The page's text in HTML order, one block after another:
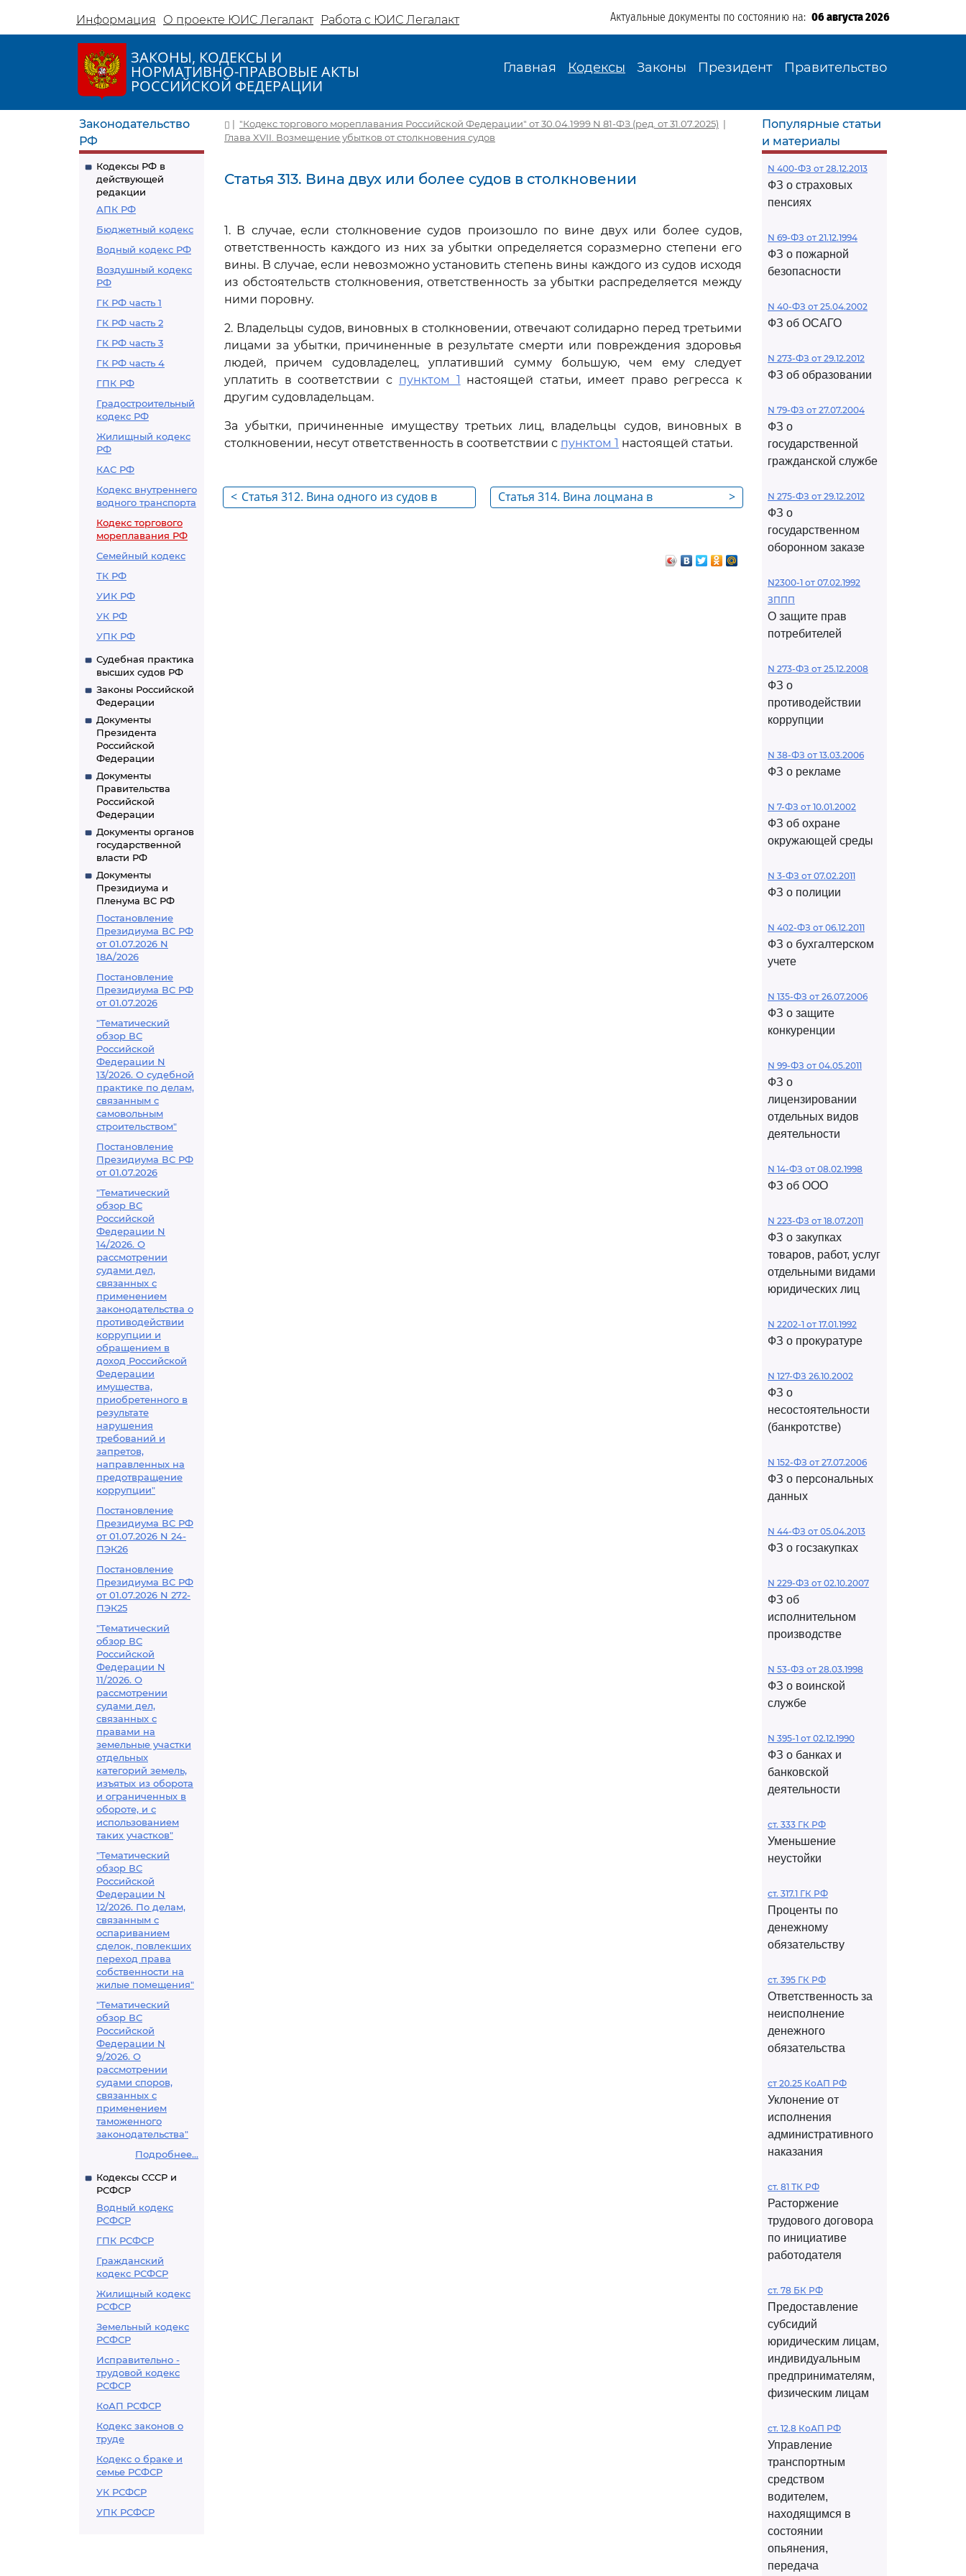
Информация О проекте ЮИС Легалакт Работа с ЮИС Легалакт Актуальные документы по состоянию на: 06 августа 2026
ЗАКОНЫ, КОДЕКСЫ И
НОРМАТИВНО-ПРАВОВЫЕ АКТЫ
РОССИЙСКОЙ ФЕДЕРАЦИИ
Главная Кодексы Законы Президент Правительство
Законодательство
РФ
Кодексы РФ в
действующей
редакции
АПК РФ
Бюджетный кодекс
Водный кодекс РФ
Воздушный кодекс
РФ
ГК РФ часть 1
ГК РФ часть 2
ГК РФ часть 3
ГК РФ часть 4
ГПК РФ
Градостроительный
кодекс РФ
Жилищный кодекс
РФ
КАС РФ
Кодекс внутреннего
водного транспорта
Кодекс торгового
мореплавания РФ
Семейный кодекс
ТК РФ
УИК РФ
УК РФ
УПК РФ
Судебная практика
высших судов РФ
Законы Российской
Федерации
Документы
Президента
Российской
Федерации
Документы
Правительства
Российской
Федерации
Документы органов
государственной
власти РФ
Документы
Президиума и
Пленума ВС РФ
Постановление
Президиума ВС РФ
от 01.07.2026 N
18А/2026
Постановление
Президиума ВС РФ
от 01.07.2026
"Тематический
обзор ВС
Российской
Федерации N
13/2026. О судебной
практике по делам,
связанным с
самовольным
строительством"
Постановление
Президиума ВС РФ
от 01.07.2026
"Тематический
обзор ВС
Российской
Федерации N
14/2026. О
рассмотрении
судами дел,
связанных с
применением
законодательства о
противодействии
коррупции и
обращением в
доход Российской
Федерации
имущества,
приобретенного в
результате
нарушения
требований и
запретов,
направленных на
предотвращение
коррупции"
Постановление
Президиума ВС РФ
от 01.07.2026 N 24-
ПЭК26
Постановление
Президиума ВС РФ
от 01.07.2026 N 272-
ПЭК25
"Тематический
обзор ВС
Российской
Федерации N
11/2026. О
рассмотрении
судами дел,
связанных с
правами на
земельные участки
отдельных
категорий земель,
изъятых из оборота
и ограниченных в
обороте, и с
использованием
таких участков"
"Тематический
обзор ВС
Российской
Федерации N
12/2026. По делам,
связанным с
оспариванием
сделок, повлекших
переход права
собственности на
жилые помещения"
"Тематический
обзор ВС
Российской
Федерации N
9/2026. О
рассмотрении
судами споров,
связанных с
применением
таможенного
законодательства"
Подробнее...
Кодексы СССР и
РСФСР
Водный кодекс
РСФСР
ГПК РСФСР
Гражданский
кодекс РСФСР
Жилищный кодекс
РСФСР
Земельный кодекс
РСФСР
Исправительно -
трудовой кодекс
РСФСР
КоАП РСФСР
Кодекс законов о
труде
Кодекс о браке и
семье РСФСР
УК РСФСР
УПК РСФСР
| "Кодекс торгового мореплавания Российской Федерации" от 30.04.1999 N 81-ФЗ (ред. от 31.07.2025) |
Глава XVII. Возмещение убытков от столкновения судов
Статья 313. Вина двух или более судов в столкновении
1. В случае, если столкновение судов произошло по вине двух или более судов,
ответственность каждого из них за убытки определяется соразмерно степени его
вины. В случае, если невозможно установить степень вины каждого из судов исходя
из обстоятельств столкновения, ответственность за убытки распределяется между
ними поровну.
2. Владельцы судов, виновных в столкновении, отвечают солидарно перед третьими
лицами за убытки, причиненные в результате смерти или повреждения здоровья
людей, причем судовладелец, уплативший сумму большую, чем ему следует
уплатить в соответствии с пунктом 1 настоящей статьи, имеет право регресса к
другим судовладельцам.
За убытки, причиненные имуществу третьих лиц, владельцы судов, виновных в
столкновении, несут ответственность в соответствии с пунктом 1 настоящей статьи.
< Статья 312. Вина одного из судов в
>
Статья 314. Вина лоцмана в
Популярные статьи
и материалы
N 400-ФЗ от 28.12.2013
ФЗ о страховых
пенсиях
N 69-ФЗ от 21.12.1994
ФЗ о пожарной
безопасности
N 40-ФЗ от 25.04.2002
ФЗ об ОСАГО
N 273-ФЗ от 29.12.2012
ФЗ об образовании
N 79-ФЗ от 27.07.2004
ФЗ о
государственной
гражданской службе
N 275-ФЗ от 29.12.2012
ФЗ о
государственном
оборонном заказе
N2300-1 от 07.02.1992
ЗППП
О защите прав
потребителей
N 273-ФЗ от 25.12.2008
ФЗ о
противодействии
коррупции
N 38-ФЗ от 13.03.2006
ФЗ о рекламе
N 7-ФЗ от 10.01.2002
ФЗ об охране
окружающей среды
N 3-ФЗ от 07.02.2011
ФЗ о полиции
N 402-ФЗ от 06.12.2011
ФЗ о бухгалтерском
учете
N 135-ФЗ от 26.07.2006
ФЗ о защите
конкуренции
N 99-ФЗ от 04.05.2011
ФЗ о
лицензировании
отдельных видов
деятельности
N 14-ФЗ от 08.02.1998
ФЗ об ООО
N 223-ФЗ от 18.07.2011
ФЗ о закупках
товаров, работ, услуг
отдельными видами
юридических лиц
N 2202-1 от 17.01.1992
ФЗ о прокуратуре
N 127-ФЗ 26.10.2002
ФЗ о
несостоятельности
(банкротстве)
N 152-ФЗ от 27.07.2006
ФЗ о персональных
данных
N 44-ФЗ от 05.04.2013
ФЗ о госзакупках
N 229-ФЗ от 02.10.2007
ФЗ об
исполнительном
производстве
N 53-ФЗ от 28.03.1998
ФЗ о воинской
службе
N 395-1 от 02.12.1990
ФЗ о банках и
банковской
деятельности
ст. 333 ГК РФ
Уменьшение
неустойки
ст. 317.1 ГК РФ
Проценты по
денежному
обязательству
ст. 395 ГК РФ
Ответственность за
неисполнение
денежного
обязательства
ст 20.25 КоАП РФ
Уклонение от
исполнения
административного
наказания
ст. 81 ТК РФ
Расторжение
трудового договора
по инициативе
работодателя
ст. 78 БК РФ
Предоставление
субсидий
юридическим лицам,
индивидуальным
предпринимателям,
физическим лицам
ст. 12.8 КоАП РФ
Управление
транспортным
средством
водителем,
находящимся в
состоянии
опьянения,
передача